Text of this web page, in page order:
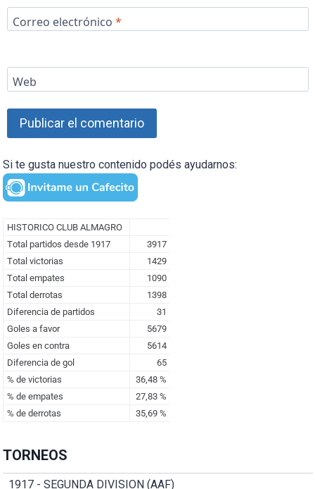
Correo electrónico *
Web
Si te gusta nuestro contenido podés ayudarnos:
TORNEOS
1917 - SEGUNDA DIVISION (AAF)